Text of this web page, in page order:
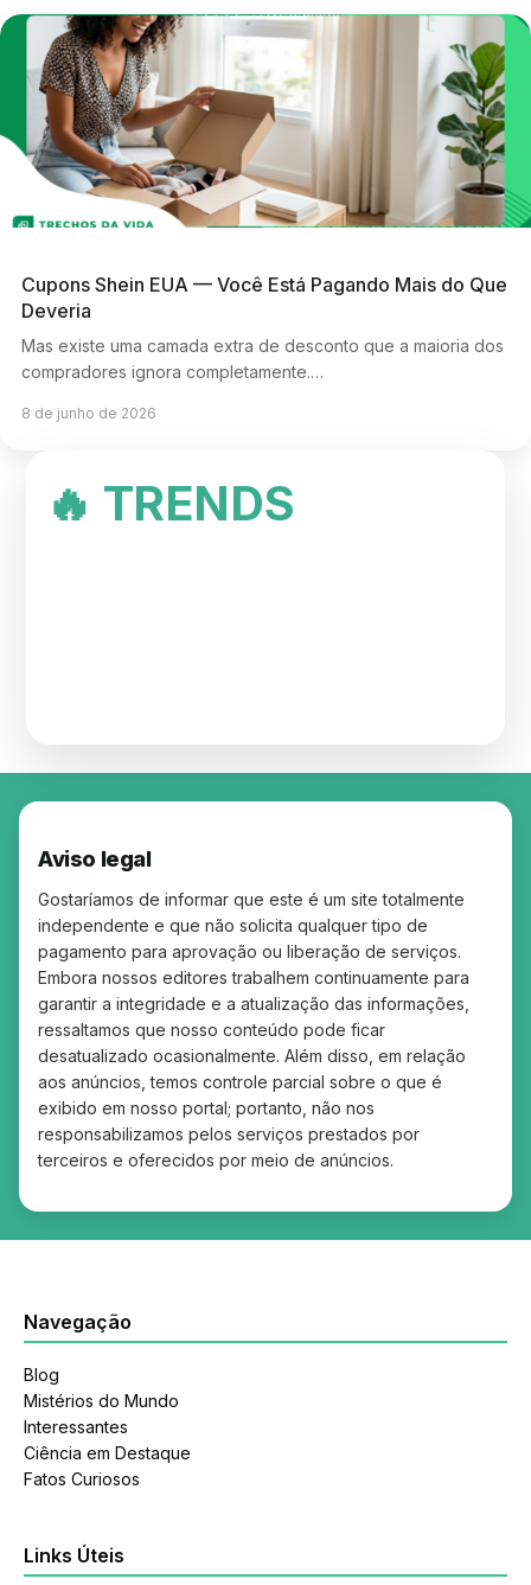
Cupons Shein EUA — Você Está Pagando Mais do Que
Deveria
Mas existe uma camada extra de desconto que a maioria dos
compradores ignora completamente.…
8 de junho de 2026
🔥 TRENDS
Entenda de forma simples
Músicas que falam de paz: 5 sucessos para
sua playlist
Aviso legal
Gostaríamos de informar que este é um site totalmente
independente e que não solicita qualquer tipo de
pagamento para aprovação ou liberação de serviços.
Embora nossos editores trabalhem continuamente para
garantir a integridade e a atualização das informações,
ressaltamos que nosso conteúdo pode ficar
desatualizado ocasionalmente. Além disso, em relação
aos anúncios, temos controle parcial sobre o que é
exibido em nosso portal; portanto, não nos
responsabilizamos pelos serviços prestados por
terceiros e oferecidos por meio de anúncios.
Navegação
Blog
Mistérios do Mundo
Interessantes
Ciência em Destaque
Fatos Curiosos
Links Úteis